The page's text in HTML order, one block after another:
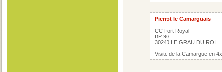
Pierrot le Camarguais
CC Port Royal
BP 90
30240 LE GRAU DU ROI
Visite de la Camargue en